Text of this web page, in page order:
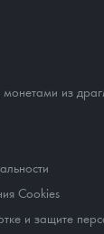
из
Cookies
и защите